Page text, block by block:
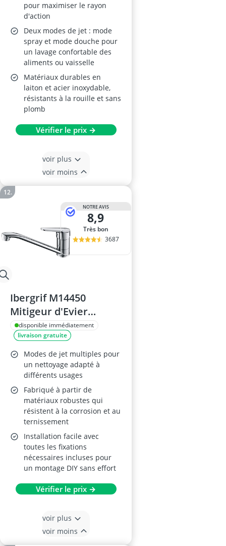
pour maximiser le rayon
d'action
Deux modes de jet : mode
spray et mode douche pour
un lavage confortable des
aliments ou vaisselle
Matériaux durables en
laiton et acier inoxydable,
résistants à la rouille et sans
plomb
Vérifier le prix →
voir plus
voir moins
NOTRE AVIS
8,9
Très bon
3687
Ibergrif M14450
Mitigeur d'Evier
Orientable 360°
disponible immédiatement
livraison gratuite
Modes de jet multiples pour
un nettoyage adapté à
différents usages
Fabriqué à partir de
matériaux robustes qui
résistent à la corrosion et au
ternissement
Installation facile avec
toutes les fixations
nécessaires incluses pour
un montage DIY sans effort
Vérifier le prix →
voir plus
voir moins